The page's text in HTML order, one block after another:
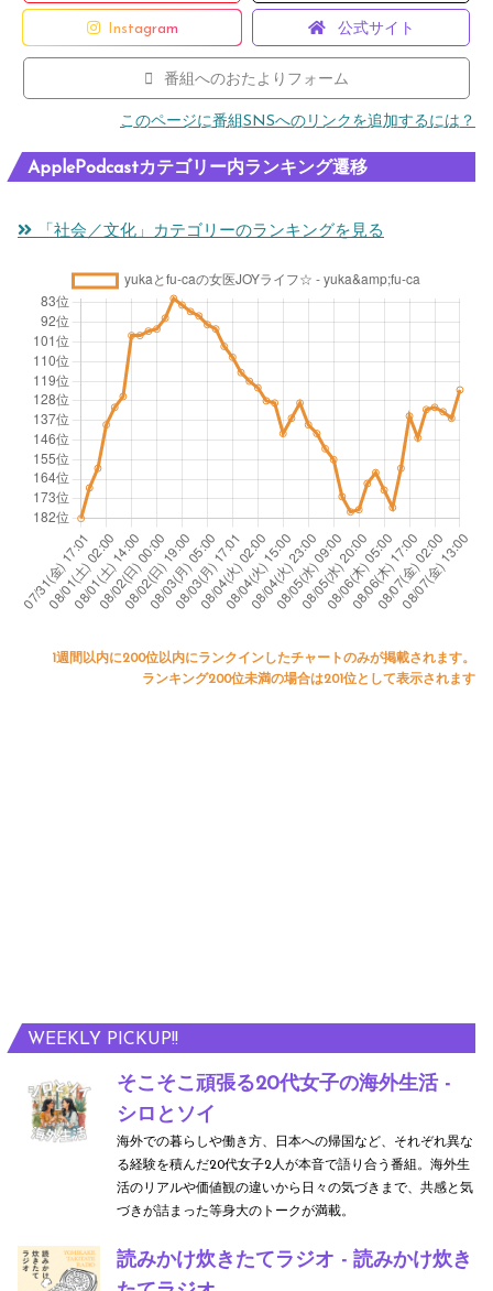
WEEKLY PICKUP!!
そこそこ頑張る20代女子の海外生活 -
シロとソイ
海外での暮らしや働き方、日本への帰国など、それぞれ異な
る経験を積んだ20代女子2人が本音で語り合う番組。海外生
活のリアルや価値観の違いから日々の気づきまで、共感と気
づきが詰まった等身大のトークが満載。
読みかけ炊きたてラジオ - 読みかけ炊き
Instagram 公式サイト
番組へのおたよりフォーム
このページに番組SNSへのリンクを追加するには？
ApplePodcastカテゴリー内ランキング遷移
「社会／文化」カテゴリーのランキングを見る
1週間以内に200位以内にランクインしたチャートのみが掲載されます。
ランキング200位未満の場合は201位として表示されます